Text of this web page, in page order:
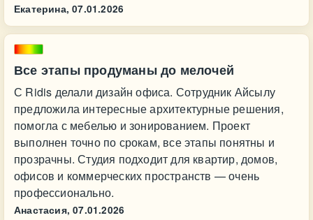
Екатерина, 07.01.2026
Все этапы продуманы до мелочей
С Ridis делали дизайн офиса. Сотрудник Айсылу
предложила интересные архитектурные решения,
помогла с мебелью и зонированием. Проект
выполнен точно по срокам, все этапы понятны и
прозрачны. Студия подходит для квартир, домов,
офисов и коммерческих пространств — очень
профессионально.
Анастасия, 07.01.2026